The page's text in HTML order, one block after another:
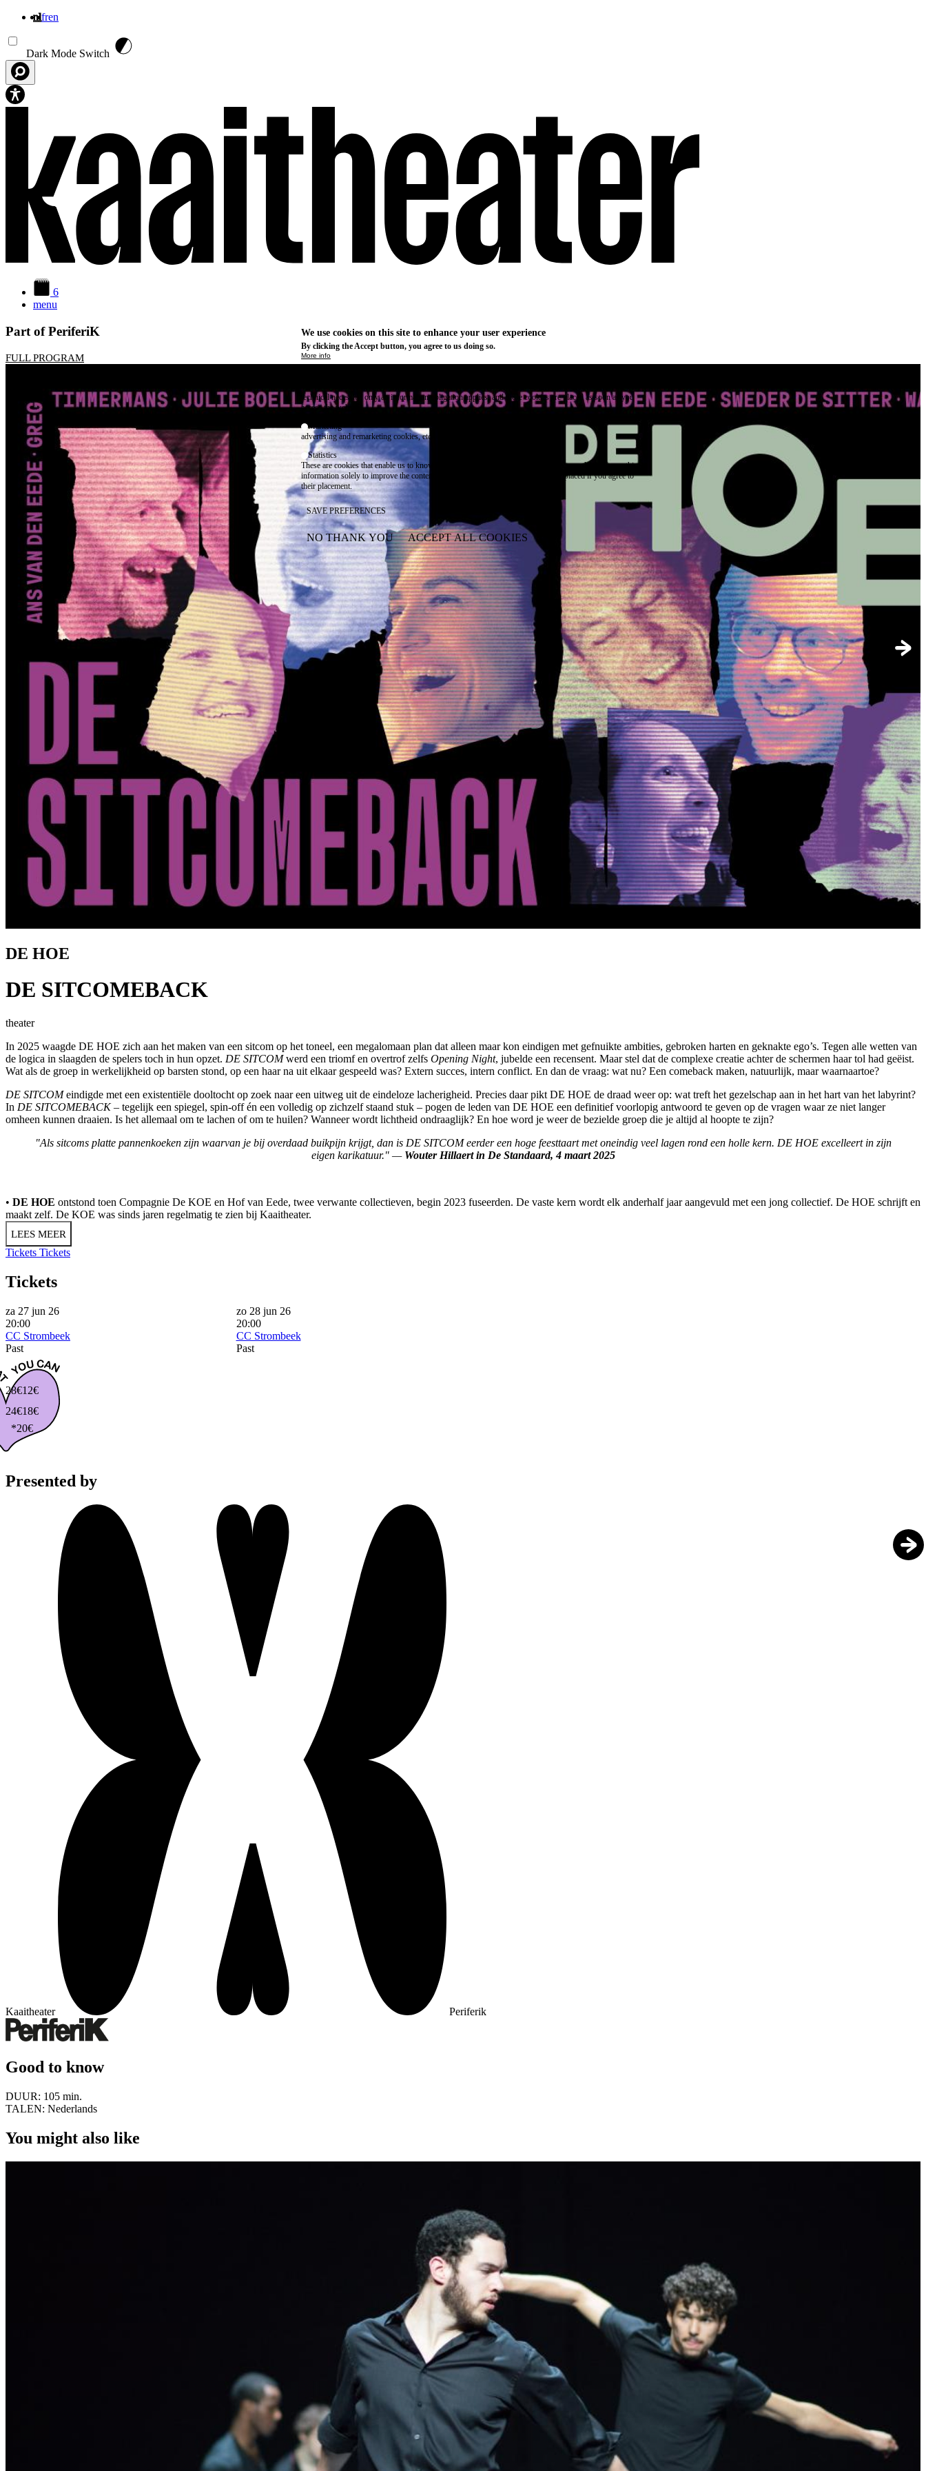
nlfren
Dark Mode Switch
6
menu
Part of PeriferiK
FULL PROGRAM
DE HOE
DE SITCOMEBACK
theater
In 2025 waagde DE HOE zich aan het maken van een sitcom op het toneel, een megalomaan plan dat alleen maar kon eindigen met gefnuikte ambities, gebroken harten en geknakte ego’s. Tegen alle wetten van
de logica in slaagden de spelers toch in hun opzet. DE SITCOMwerd een triomf en overtrof zelfs Opening Night, jubelde een recensent. Maar stel dat de complexe creatie achter de schermen haar tol had geëist.
Wat als de groep in werkelijkheid op barsten stond, op een haar na uit elkaar gespeeld was? Extern succes, intern conflict. En dan de vraag: wat nu? Een comeback maken, natuurlijk, maar waarnaartoe?
DE SITCOMeindigde met een existentiële dooltocht op zoek naar een uitweg uit de eindeloze lacherigheid. Precies daar pikt DE HOE de draad weer op: wat treft het gezelschap aan in het hart van het labyrint?
In DE SITCOMEBACK– tegelijk een spiegel, spin-off én een volledig op zichzelf staand stuk – pogen de leden van DE HOE een definitief voorlopig antwoord te geven op de vragen waar ze niet langer
omheen kunnen draaien. Is het allemaal om te lachen of om te huilen? Wanneer wordt lichtheid ondraaglijk? En hoe word je weer de bezielde groep die je altijd al hoopte te zijn?
"Als sitcoms platte pannenkoeken zijn waarvan je bij overdaad buikpijn krijgt, dan is DE SITCOM eerder een hoge feesttaart met oneindig veel lagen rond een holle kern. DE HOE excelleert in zijn
eigen karikatuur." — Wouter Hillaert in De Standaard, 4 maart 2025
• DE HOE ontstond toen Compagnie De KOE en Hof van Eede, twee verwante collectieven, begin 2023 fuseerden. De vaste kern wordt elk anderhalf jaar aangevuld met een jong collectief. De HOE schrijft en
maakt zelf. De KOE was sinds jaren regelmatig te zien bij Kaaitheater.
LEES MEER
Tickets Tickets
Tickets
za 27 jun 26
20:00
CC Strombeek
Past
zo 28 jun 26
20:00
CC Strombeek
Past
28€
24€
*20€
18€
12€
Presented by
Kaaitheater Periferik
Good to know
DUUR: 105 min.
TALEN: Nederlands
You might also like
We use cookies on this site to enhance your user experience
By clicking the Accept button, you agree to us doing so.
More info
technical necessity, only an information obligation applies, and these cookies are placed as soon as you
access the website.
Marketing
advertising and remarketing cookies, etc.
Statistics
These are cookies that enable us to know how many times a given page has been consulted. We use this
information solely to improve the content of our website. These cookies are only placed if you agree to
their placement.
SAVE PREFERENCES
NO THANK YOU ACCEPT ALL COOKIES
WITHDRAW CONSENT